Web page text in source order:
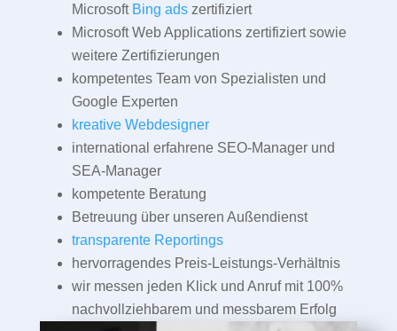
Microsoft Bing adszertifiziert
Microsoft Web Applications zertifiziert sowie
weitere Zertifizierungen
kompetentes Team von Spezialisten und
Google Experten
kreative Webdesigner
international erfahrene SEO-Manager und
SEA-Manager
kompetente Beratung
Betreuung über unseren Außendienst
transparente Reportings
hervorragendes Preis-Leistungs-Verhältnis
wir messen jeden Klick und Anruf mit 100%
nachvollziehbarem und messbarem Erfolg